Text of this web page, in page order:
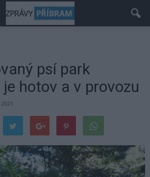
psí park
hotov a v provozu